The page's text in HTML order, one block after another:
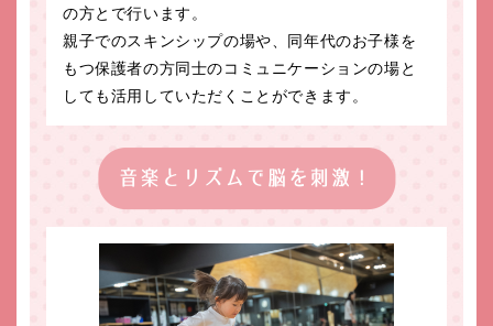
の方とで行います。
親子でのスキンシップの場や、同年代のお子様を
もつ保護者の方同士のコミュニケーションの場と
しても活用していただくことができます。